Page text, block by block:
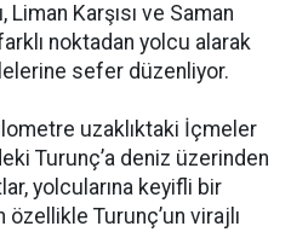
Karşısı ve Saman
noktadan yolcu alarak
sefer düzenliyor.
uzaklıktaki İçmeler
Turunç’a deniz üzerinden
yolcularına keyifli bir
Turunç’un virajlı